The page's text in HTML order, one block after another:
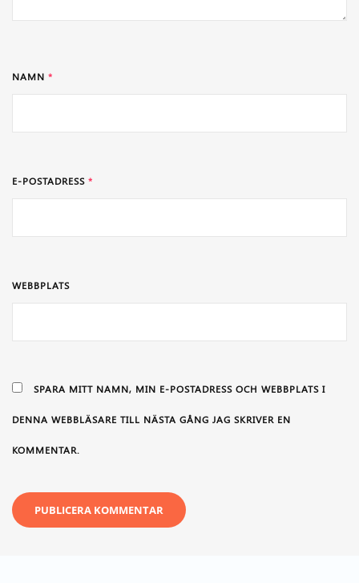
NAMN *
E-POSTADRESS *
WEBBPLATS
SPARA MITT NAMN, MIN E-POSTADRESS OCH WEBBPLATS I
DENNA WEBBLÄSARE TILL NÄSTA GÅNG JAG SKRIVER EN
KOMMENTAR.